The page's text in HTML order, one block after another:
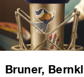
Bruner,